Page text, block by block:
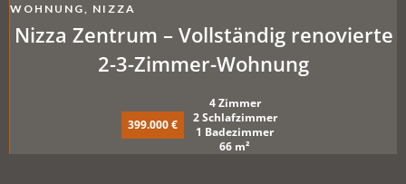
WOHNUNG, NIZZA
Nizza Zentrum – Vollständig renovierte
2-3-Zimmer-Wohnung
399.000 €
4 Zimmer
2 Schlafzimmer
1 Badezimmer
66 m²